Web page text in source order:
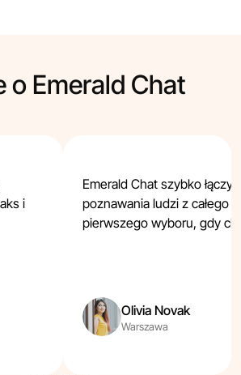
o Emerald Chat
i
Emerald Chat szybko
poznawania ludzi z całego
pierwszego wyboru, gdy
Olivia Novak
Warszawa